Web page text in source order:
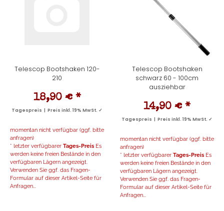
Telescop Bootshaken 120-
210
18,90 € *
Tagespreis | Preis inkl. 19% MwSt. ✓
momentan nicht verfügbar (ggf. bitte
anfragen)
* letzter verfügbarer Tages-Preis Es
werden keine freien Bestände in den
verfügbaren Lägern angezeigt.
Verwenden Sie ggf. das Fragen-
Formular auf dieser Artikel-Seite für
Anfragen...
Telescop Bootshaken
schwarz 60 - 100cm
ausziehbar
14,90 € *
Tagespreis | Preis inkl. 19% MwSt. ✓
momentan nicht verfügbar (ggf. bitte
anfragen)
* letzter verfügbarer Tages-Preis Es
werden keine freien Bestände in den
verfügbaren Lägern angezeigt.
Verwenden Sie ggf. das Fragen-
Formular auf dieser Artikel-Seite für
Anfragen...